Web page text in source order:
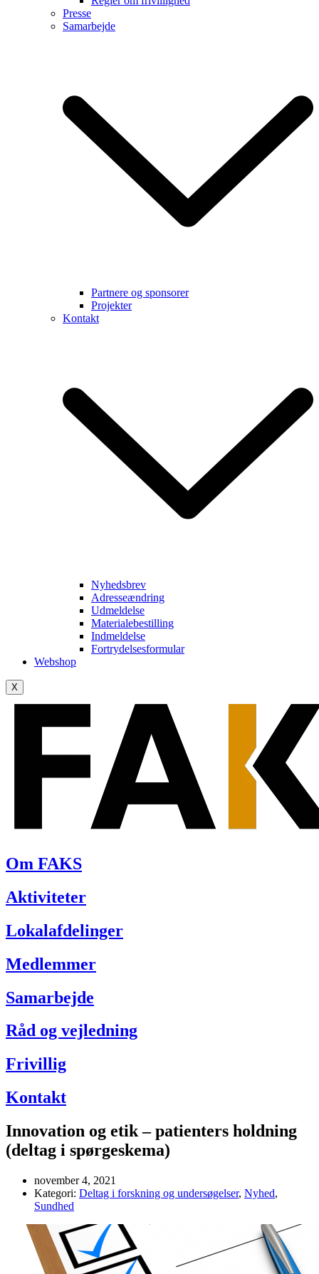
Presse
Samarbejde
Partnere og sponsorer
Projekter
Kontakt
Nyhedsbrev
Adresseændring
Udmeldelse
Materialebestilling
Indmeldelse
Fortrydelsesformular
Webshop
X
Om FAKS
Aktiviteter
Lokalafdelinger
Medlemmer
Samarbejde
Råd og vejledning
Frivillig
Kontakt
Innovation og etik – patienters holdning
(deltag i spørgeskema)
november 4, 2021
Kategori: Deltag i forskning og undersøgelser, Nyhed,
Sundhed